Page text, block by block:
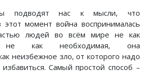
подводят нас к мысли, что
этот момент война воспринималась
людей во всём мире не как
не как необходимая, она
неизбежное зло, от которого надо
Самый простой способ –